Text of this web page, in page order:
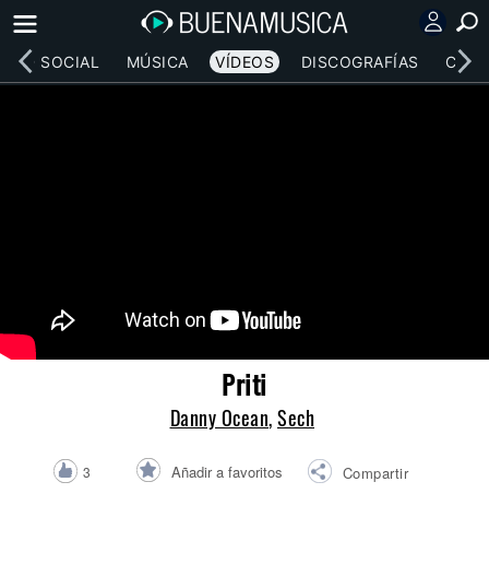
RED SOCIAL MÚSICA VÍDEOS DISCOGRAFÍAS
Priti
Danny Ocean,Sech
3 Añadir a favoritos Compartir